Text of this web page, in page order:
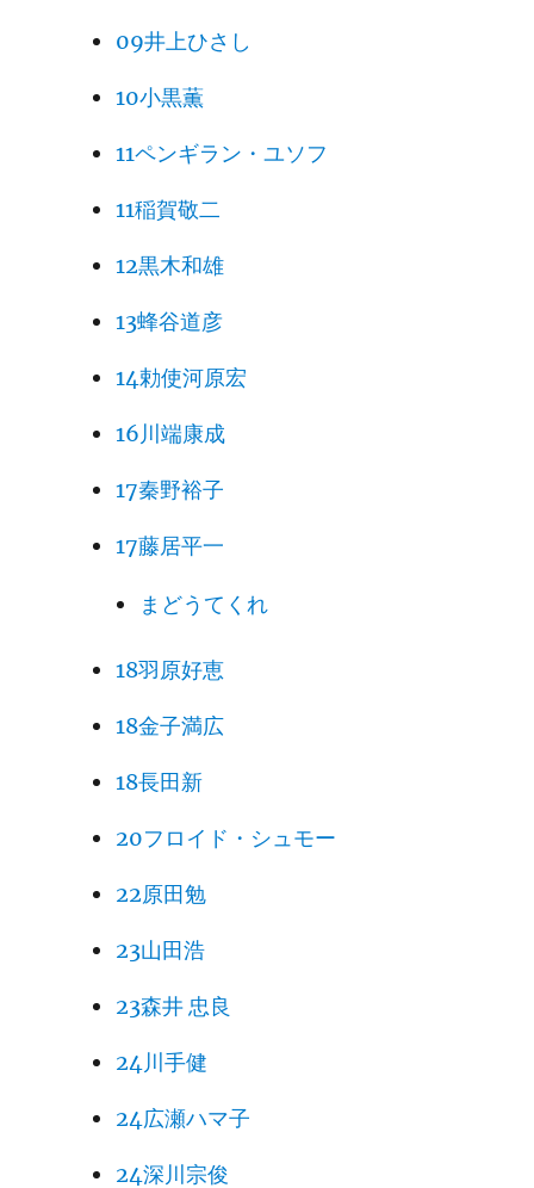
09井上ひさし
10小黒薫
11ペンギラン・ユソフ
11稲賀敬二
12黒木和雄
13蜂谷道彦
14勅使河原宏
16川端康成
17秦野裕子
17藤居平一
まどうてくれ
18羽原好恵
18金子満広
18長田新
20フロイド・シュモー
22原田勉
23山田浩
23森井 忠良
24川手健
24広瀬ハマ子
24深川宗俊